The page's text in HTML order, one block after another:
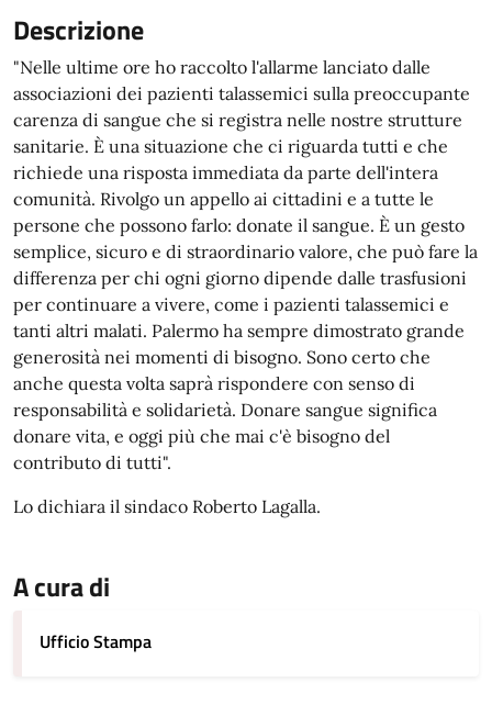
Descrizione
"Nelle ultime ore ho raccolto l'allarme lanciato dalle
associazioni dei pazienti talassemici sulla preoccupante
carenza di sangue che si registra nelle nostre strutture
sanitarie. È una situazione che ci riguarda tutti e che
richiede una risposta immediata da parte dell'intera
comunità. Rivolgo un appello ai cittadini e a tutte le
persone che possono farlo: donate il sangue. È un gesto
semplice, sicuro e di straordinario valore, che può fare la
differenza per chi ogni giorno dipende dalle trasfusioni
per continuare a vivere, come i pazienti talassemici e
tanti altri malati. Palermo ha sempre dimostrato grande
generosità nei momenti di bisogno. Sono certo che
anche questa volta saprà rispondere con senso di
responsabilità e solidarietà. Donare sangue significa
donare vita, e oggi più che mai c'è bisogno del
contributo di tutti".
Lo dichiara il sindaco Roberto Lagalla.
A cura di
Ufficio Stampa